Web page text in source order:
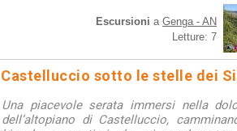
Escursioni a Genga - AN
Letture: 7
Castelluccio sotto le stelle dei
Una piacevole serata immersi nella
dell’altopiano di Castelluccio,